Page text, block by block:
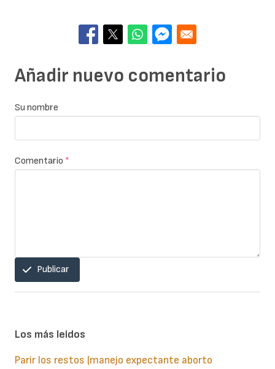
Añadir nuevo comentario
Su nombre
Comentario *
Publicar
Los más leidos
Parir los restos (manejo expectante aborto